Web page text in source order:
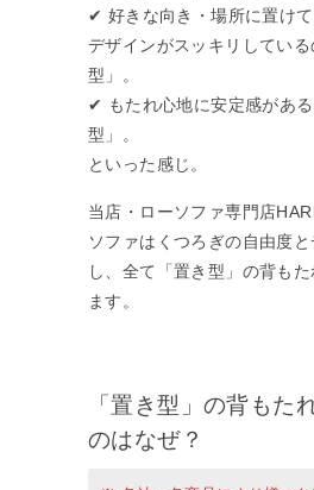
✔︎ 好きな向き・場所に置けて
デザインがスッキリしている
型」。
✔︎ もたれ心地に安定感があ
型」。
といった感じ。
当店・ローソファ専門店
ソファはくつろぎの自由度
し、全て「置き型」の背も
ます。
「置き型」の背もた
のはなぜ？